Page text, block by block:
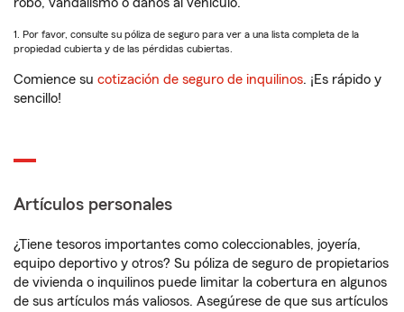
1. Por favor, consulte su póliza de seguro para ver a una lista completa de la
propiedad cubierta y de las pérdidas cubiertas.
Comience su cotización de seguro de inquilinos. ¡Es rápido y
sencillo!
Artículos personales
¿Tiene tesoros importantes como coleccionables, joyería,
equipo deportivo y otros? Su póliza de seguro de propietarios
de vivienda o inquilinos puede limitar la cobertura en algunos
de sus artículos más valiosos. Asegúrese de que sus artículos